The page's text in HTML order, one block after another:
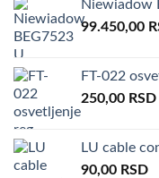
Niewiadow
99.450,00
FT-022
250,00 RSD
LU cable
90,00 RSD